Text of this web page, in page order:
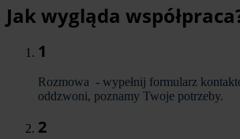
Jak wygląda
1
Rozmowa - wypełnij formularz
oddzwoni, poznamy Twoje potrzeby.
2